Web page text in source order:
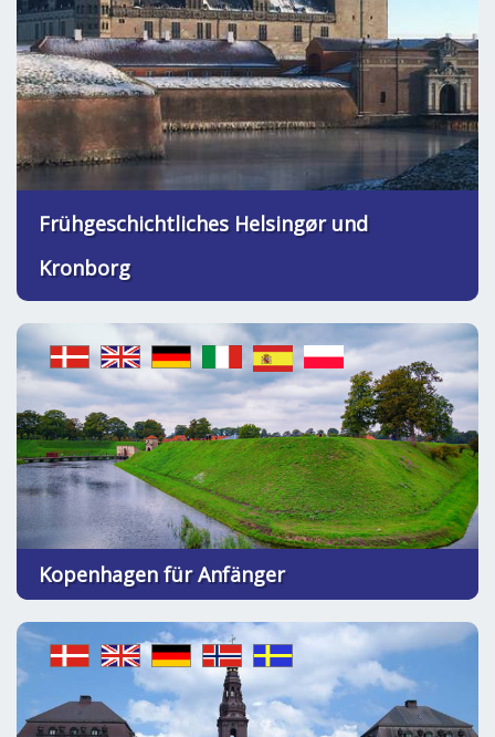
Frühgeschichtliches Helsingør und
Kronborg
Kopenhagen für Anfänger